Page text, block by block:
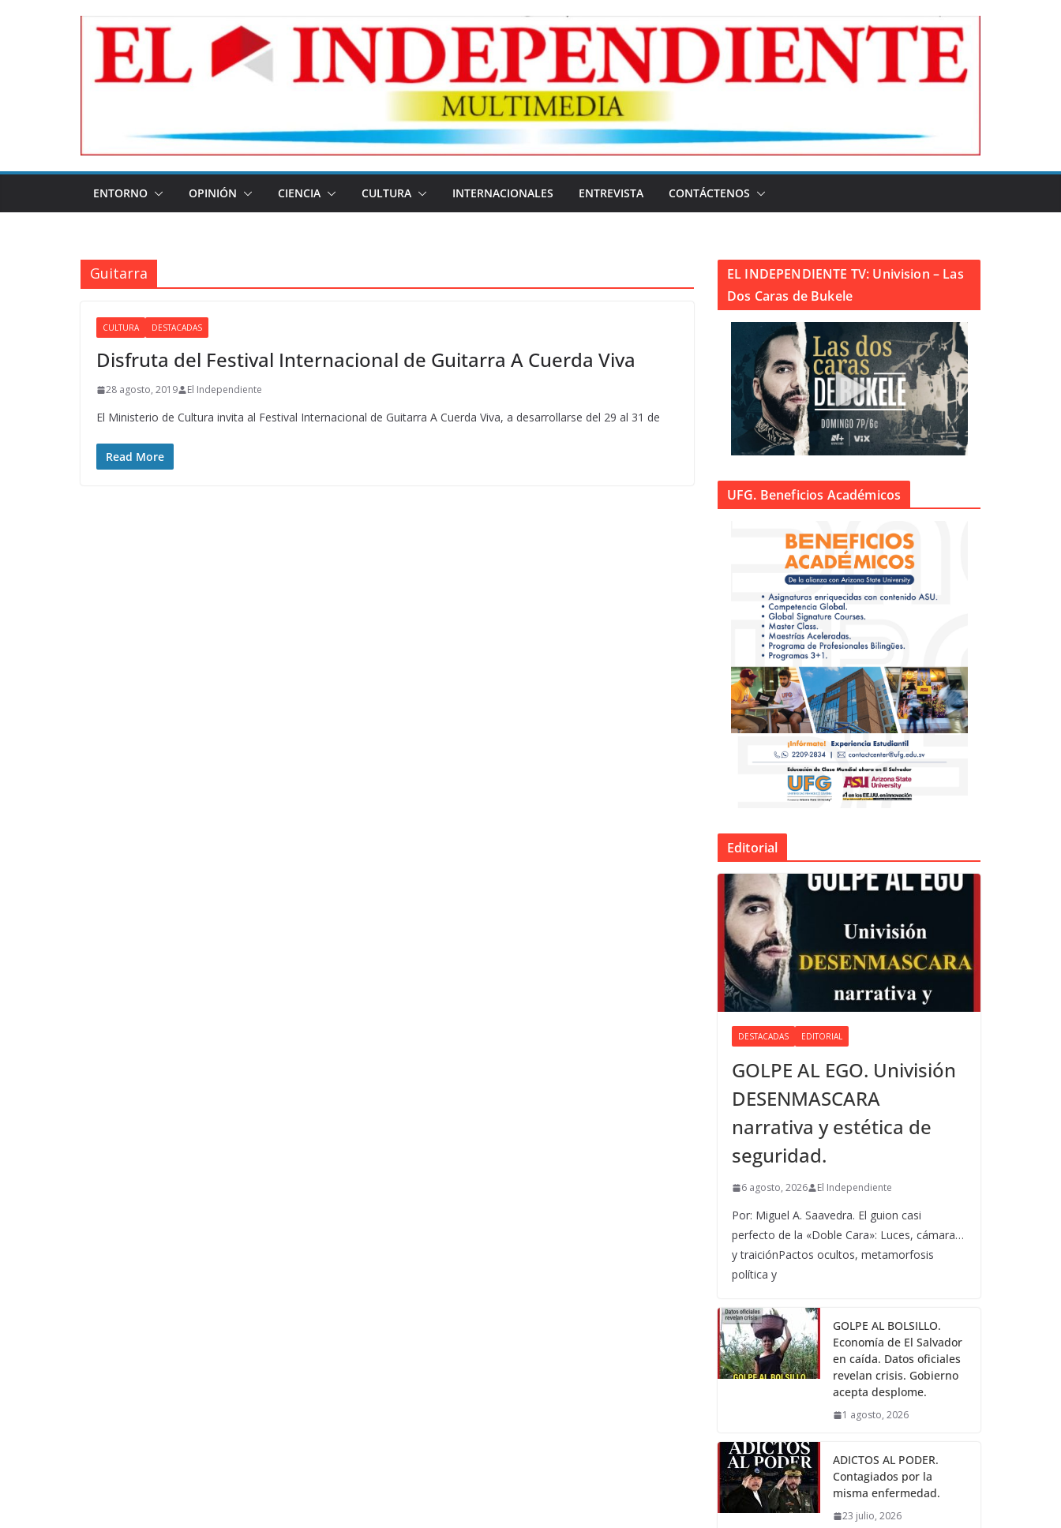
ENTORNO OPINIÓN CIENCIA CULTURA INTERNACIONALES ENTREVISTA CONTÁCTENOS
Guitarra
CULTURA DESTACADAS
Disfruta del Festival Internacional de Guitarra A Cuerda Viva
28 agosto, 2019 El Independiente
El Ministerio de Cultura invita al Festival Internacional de Guitarra A Cuerda Viva, a desarrollarse del 29 al 31 de
Read More
EL INDEPENDIENTE TV: Univision – Las
Dos Caras de Bukele
UFG. Beneficios Académicos
Editorial
DESTACADAS EDITORIAL
GOLPE AL EGO. Univisión
DESENMASCARA
narrativa y estética de
seguridad.
6 agosto, 2026 El Independiente
Por: Miguel A. Saavedra. El guion casi
perfecto de la «Doble Cara»: Luces, cámara…
y traiciónPactos ocultos, metamorfosis
política y
GOLPE AL BOLSILLO.
Economía de El Salvador
en caída. Datos oficiales
revelan crisis. Gobierno
acepta desplome.
1 agosto, 2026
ADICTOS AL PODER.
Contagiados por la
misma enfermedad.
23 julio, 2026